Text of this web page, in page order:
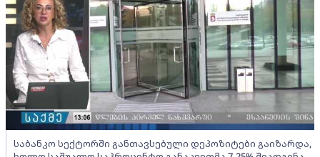
საბანკო სექტორში განთავსებული დეპოზიტები გაიზარდა,